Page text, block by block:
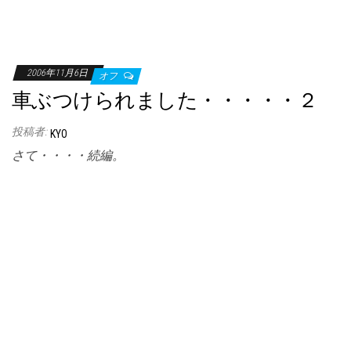
2006年11月6日 オフ
車ぶつけられました・・・・・２
投稿者: KYO
さて・・・・続編。